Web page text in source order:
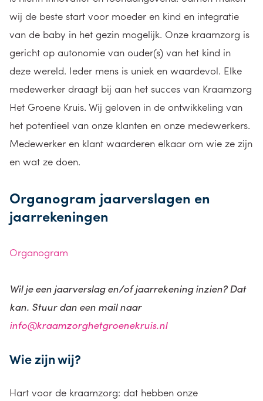
wij de beste start voor moeder en kind en integratie
van de baby in het gezin mogelijk. Onze kraamzorg is
gericht op autonomie van ouder(s) van het kind in
deze wereld. Ieder mens is uniek en waardevol. Elke
medewerker draagt bij aan het succes van Kraamzorg
Het Groene Kruis. Wij geloven in de ontwikkeling van
het potentieel van onze klanten en onze medewerkers.
Medewerker en klant waarderen elkaar om wie ze zijn
en wat ze doen.
Organogram jaarverslagen en
jaarrekeningen
Organogram
Wil je een jaarverslag en/of jaarrekening inzien? Dat
kan. Stuur dan een mail naar
info@kraamzorghetgroenekruis.nl
Wie zijn wij?
Hart voor de kraamzorg: dat hebben onze